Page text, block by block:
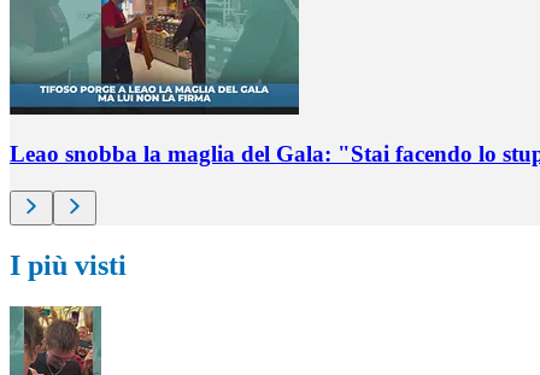
Leao snobba la maglia del Gala: "Stai facendo lo
I più visti